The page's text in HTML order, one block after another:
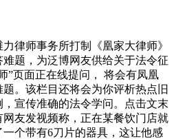
师事务所打制《凰家大律师》
题，为泛博网友供给关于法令征
”页面正在线提问， 将会有凤凰
。该栏目还将会为你评析热点旧
宣传准确的法令学问。点击文末
友发视频称，正在某餐饮门店就
个带有6刀片的器具，这让他感